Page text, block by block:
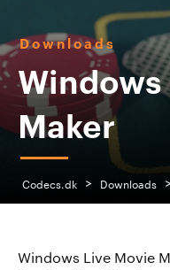
Downloads
Windows
Maker
Codecs.dk > Downloads
Windows Live Movie